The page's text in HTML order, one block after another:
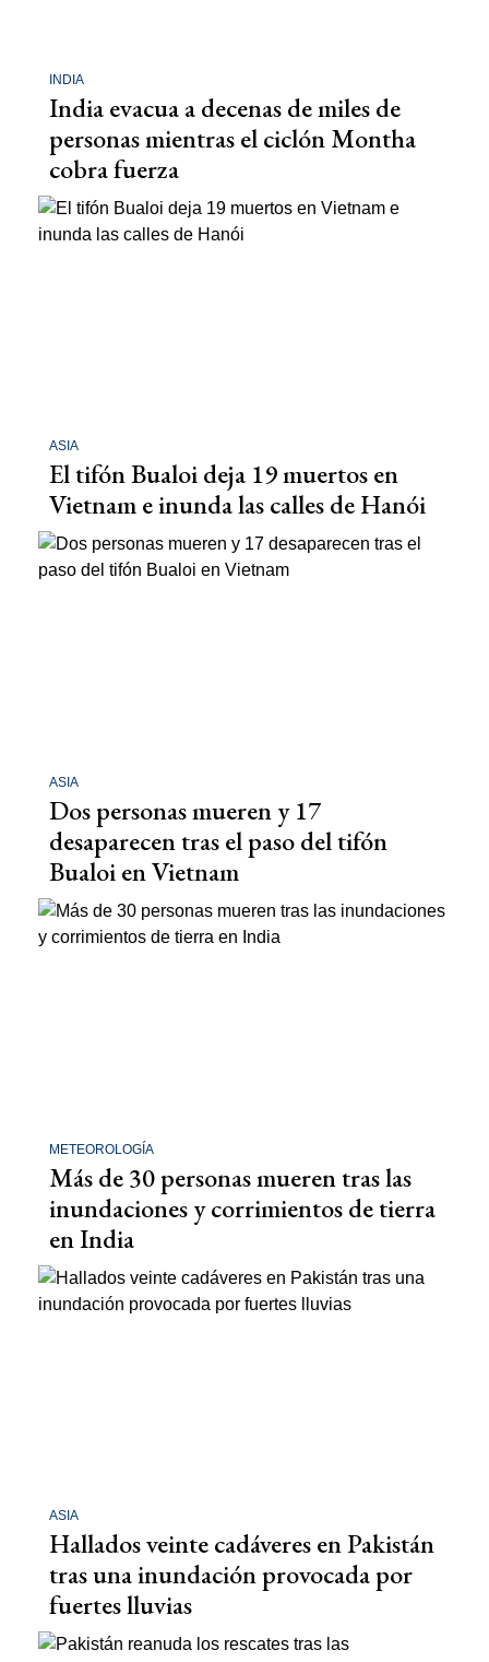
INDIA
India evacua a decenas de miles de
personas mientras el ciclón Montha
cobra fuerza
ASIA
El tifón Bualoi deja 19 muertos en
Vietnam e inunda las calles de Hanói
ASIA
Dos personas mueren y 17
desaparecen tras el paso del tifón
Bualoi en Vietnam
METEOROLOGÍA
Más de 30 personas mueren tras las
inundaciones y corrimientos de tierra
en India
ASIA
Hallados veinte cadáveres en Pakistán
tras una inundación provocada por
fuertes lluvias